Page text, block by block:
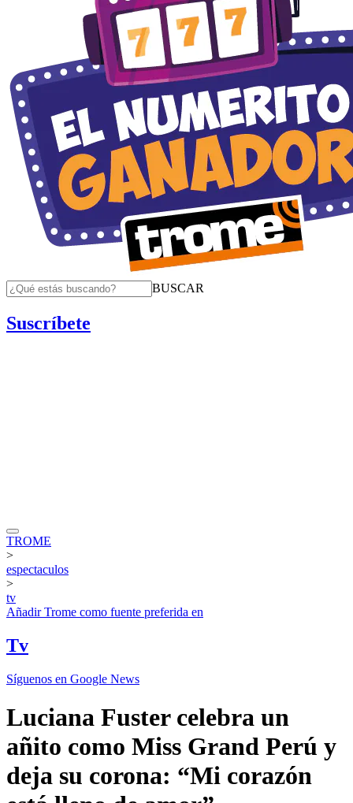
BUSCAR
Suscríbete
TROME
>
espectaculos
>
tv
AñadirTrome como fuente preferida en
Tv
Síguenos en Google News
Luciana Fuster celebra un
añito como Miss Grand Perú y
deja su corona: “Mi corazón